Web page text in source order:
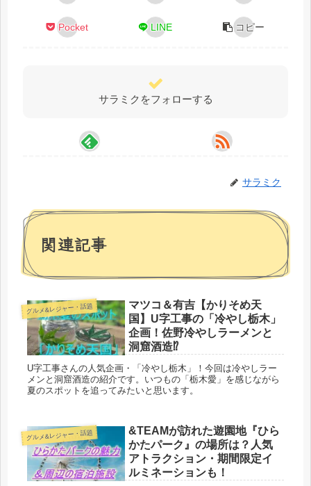
Pocket LINE コピー
サラミクをフォローする
サラミク
関連記事
グルメ&レジャー・話題
マツコ＆有吉【かりそめ天
国】U字工事の「冷やし栃木」
企画！佐野冷やしラーメンと
洞窟酒造⁉
U字工事さんの人気企画・「冷やし栃木」！今回は冷やしラー
メンと洞窟酒造の紹介です。いつもの「栃木愛」を感じながら
夏のスポットを追ってみたいと思います。
グルメ&レジャー・話題
&TEAMが訪れた遊園地『ひら
かたパーク』の場所は？人気
アトラクション・期間限定イ
ルミネーションも！